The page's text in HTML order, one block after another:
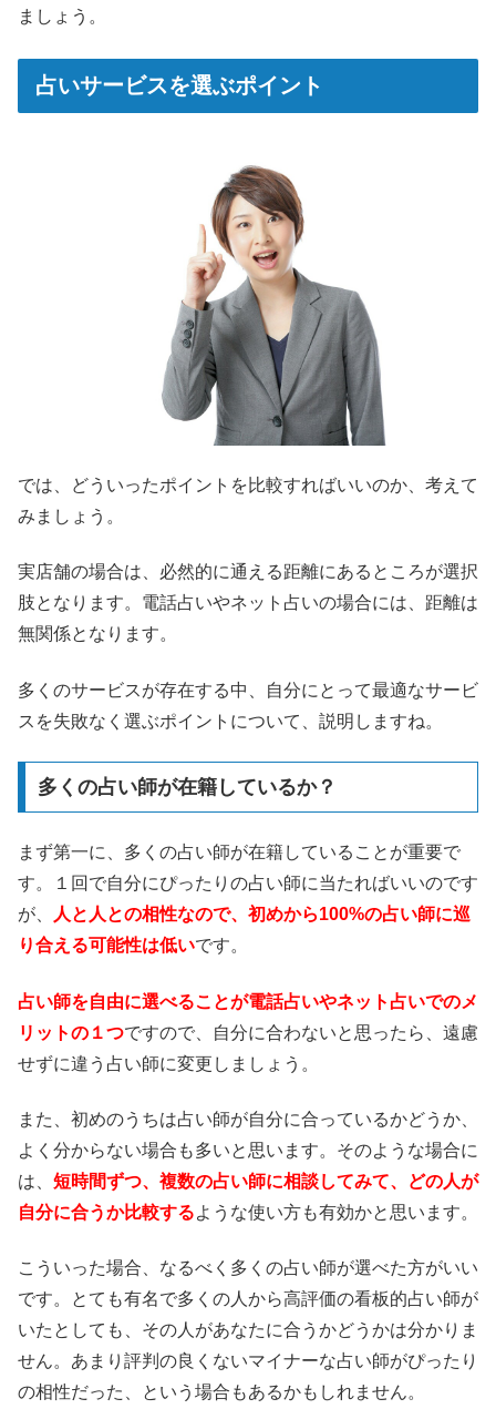
ましょう。
占いサービスを選ぶポイント
では、どういったポイントを比較すればいいのか、考えて
みましょう。
実店舗の場合は、必然的に通える距離にあるところが選択
肢となります。電話占いやネット占いの場合には、距離は
無関係となります。
多くのサービスが存在する中、自分にとって最適なサービ
スを失敗なく選ぶポイントについて、説明しますね。
多くの占い師が在籍しているか？
まず第一に、多くの占い師が在籍していることが重要で
す。１回で自分にぴったりの占い師に当たればいいのです
が、
人と人との相性なので、初めから100%の占い師に巡
り合える可能性は低いです。
占い師を自由に選べることが電話占いやネット占いでのメ
リットの１つですので、自分に合わないと思ったら、遠慮
せずに違う占い師に変更しましょう。
また、初めのうちは占い師が自分に合っているかどうか、
よく分からない場合も多いと思います。そのような場合に
は、 短時間ずつ、複数の占い師に相談してみて、どの人が
自分に合うか比較するような使い方も有効かと思います。
こういった場合、なるべく多くの占い師が選べた方がいい
です。とても有名で多くの人から高評価の看板的占い師が
いたとしても、その人があなたに合うかどうかは分かりま
せん。あまり評判の良くないマイナーな占い師がぴったり
の相性だった、という場合もあるかもしれません。